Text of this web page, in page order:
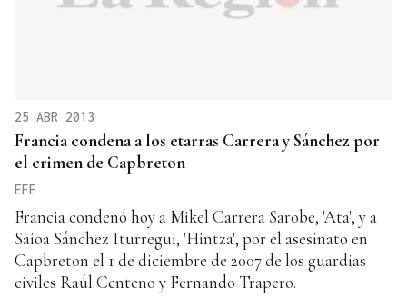
25 ABR 2013
Francia condena a los etarras Carrera y Sánchez por
el crimen de Capbreton
EFE
Francia condenó hoy a Mikel Carrera Sarobe, 'Ata', y a
Saioa Sánchez Iturregui, 'Hintza', por el asesinato en
Capbreton el 1 de diciembre de 2007 de los guardias
civiles Raúl Centeno y Fernando Trapero.